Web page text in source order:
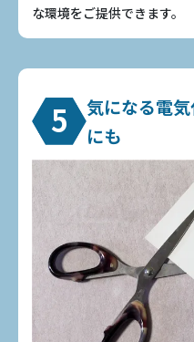
な環境をご提供できます。
5
気になる電
にも